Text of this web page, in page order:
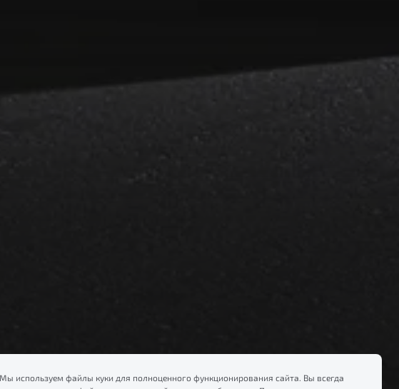
Мы используем файлы куки для полноценного функционирования сайта. Вы всегда